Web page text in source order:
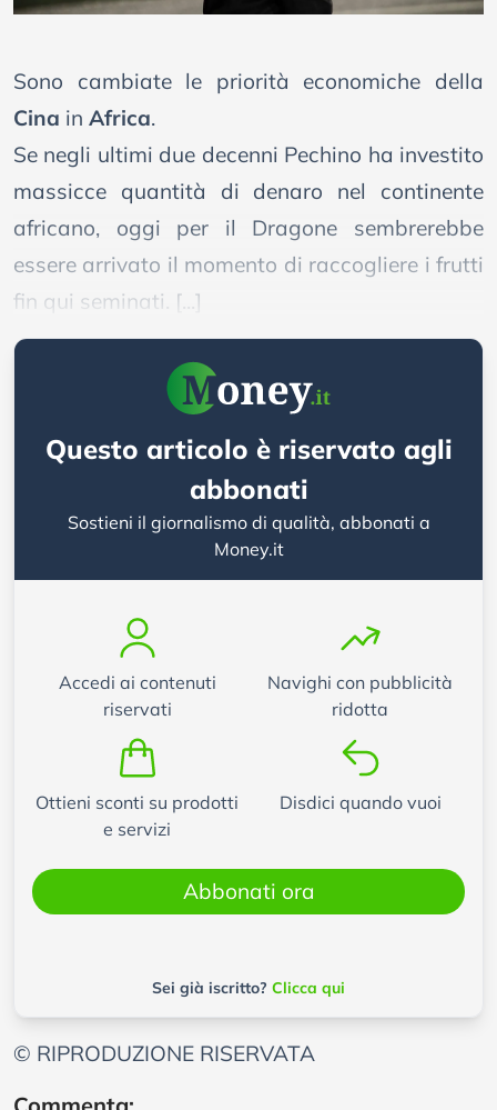
Sono cambiate le priorità economiche della
Cina in Africa.
Se negli ultimi due decenni Pechino ha investito
massicce quantità di denaro nel continente
africano, oggi per il Dragone sembrerebbe
essere arrivato il momento di raccogliere i frutti
fin qui seminati. [...]
Questo articolo è riservato agli
abbonati
Sostieni il giornalismo di qualità, abbonati a
Money.it
Accedi ai contenuti
riservati
Navighi con pubblicità
ridotta
Ottieni sconti su prodotti
e servizi
Disdici quando vuoi
Abbonati ora
Sei già iscritto? Clicca qui
© RIPRODUZIONE RISERVATA